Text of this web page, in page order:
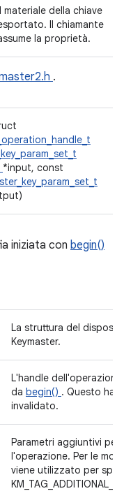
materiale della chiave
Il chiamante
la proprietà.
.
*input, const
iniziata con begin()
La struttura del
Keymaster.
L'handle
da begin() . Questo
invalidato.
Parametri aggiuntivi per
l'operazione. Per le
viene utilizzato per